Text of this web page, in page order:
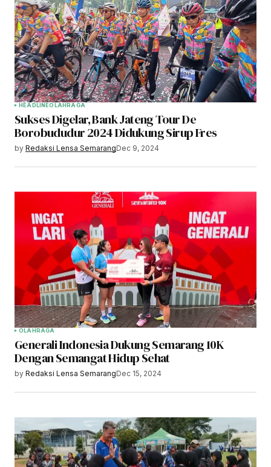
HEADLINEOLAHRAGA
Sukses Digelar, Bank Jateng Tour De
Borobududur 2024 Didukung Sirup Fres
by Redaksi Lensa SemarangDec 9, 2024
OLAHRAGA
Generali Indonesia Dukung Semarang 10K
Dengan Semangat Hidup Sehat
by Redaksi Lensa SemarangDec 15, 2024